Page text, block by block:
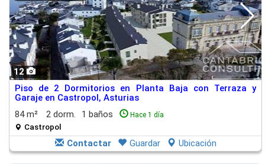
12
Piso de 2 Dormitorios en Planta Baja con Terraza y
Garaje en Castropol, Asturias
84 m²
2 dorm. 1 baños Hace 1 día
Castropol
Contactar Guardar Ubicación